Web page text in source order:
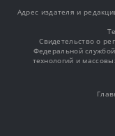
Адрес издателя и
Свидетельство о
Федеральной
технологий и